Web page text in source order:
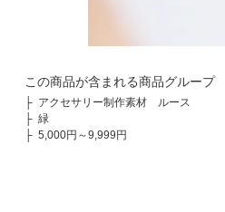
この商品が含まれる商品グループ
├ アクセサリー制作素材 ルース
├ 緑
├ 5,000円～9,999円